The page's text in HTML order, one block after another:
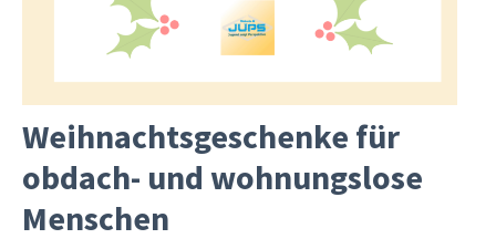
Weihnachtsgeschenke für
obdach- und wohnungslose
Menschen